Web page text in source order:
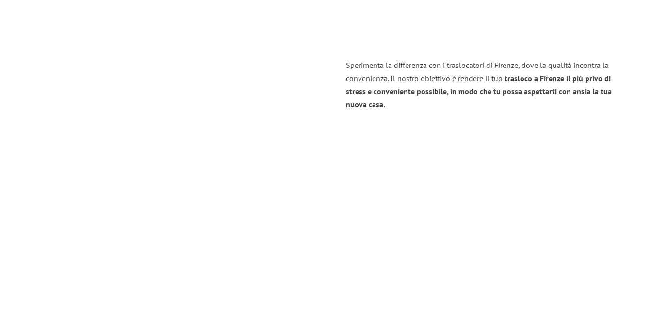
Sperimenta la differenza con i traslocatori di Firenze, dove la qualità incontra la
convenienza. Il nostro obiettivo è rendere il tuo trasloco a Firenze il più privo di
stress e conveniente possibile, in modo che tu possa aspettarti con ansia la tua
nuova casa.